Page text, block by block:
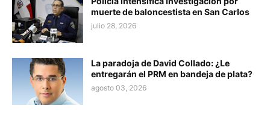
muerte de baloncestista en San Carlos
julio 28, 2026
La paradoja de David Collado: ¿Le
entregarán el PRM en bandeja de plata?
agosto 03, 2026